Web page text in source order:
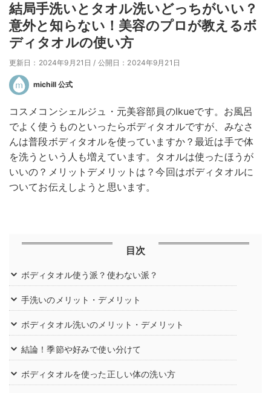
結局手洗いとタオル洗いどっちがいい？
意外と知らない！美容のプロが教えるボ
ディタオルの使い方
更新日：2024年9月21日 / 公開日：2024年9月21日
michill 公式
コスメコンシェルジュ・元美容部員のIkueです。お風呂
でよく使うものといったらボディタオルですが、みなさ
んは普段ボディタオルを使っていますか？最近は手で体
を洗うという人も増えています。タオルは使ったほうが
いいの？メリットデメリットは？今回はボディタオルに
ついてお伝えしようと思います。
目次
ボディタオル使う派？使わない派？
手洗いのメリット・デメリット
ボディタオル洗いのメリット・デメリット
結論！季節や好みで使い分けて
ボディタオルを使った正しい体の洗い方